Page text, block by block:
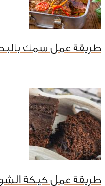
طريقة عمل سمك
طريقة عمل كيكة